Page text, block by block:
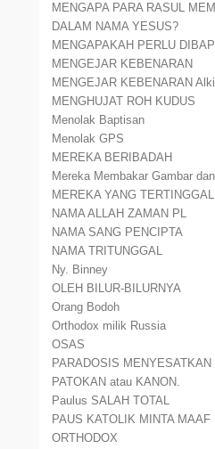
MENGAPA PARA RASUL
DALAM NAMA YESUS?
MENGAPAKAH PERLU
MENGEJAR KEBENARAN
MENGEJAR KEBENARAN
MENGHUJAT ROH KUDUS
Menolak Baptisan
Menolak GPS
MEREKA BERIBADAH
Mereka Membakar Gambar
MEREKA YANG
NAMA ALLAH ZAMAN PL
NAMA SANG PENCIPTA
NAMA TRITUNGGAL
Ny. Binney
OLEH BILUR-BILURNYA
Orang Bodoh
Orthodox milik Russia
OSAS
PARADOSIS MENYESATKAN
PATOKAN atau KANON.
Paulus SALAH TOTAL
PAUS KATOLIK MINTA MAAF
ORTHODOX